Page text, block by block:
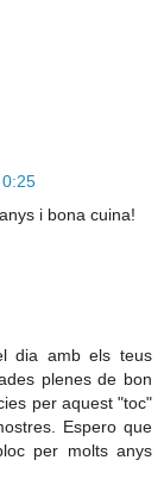
i bona cuina!
dia amb els teus
plenes de bon
per aquest "toc"
Espero que
per molts anys